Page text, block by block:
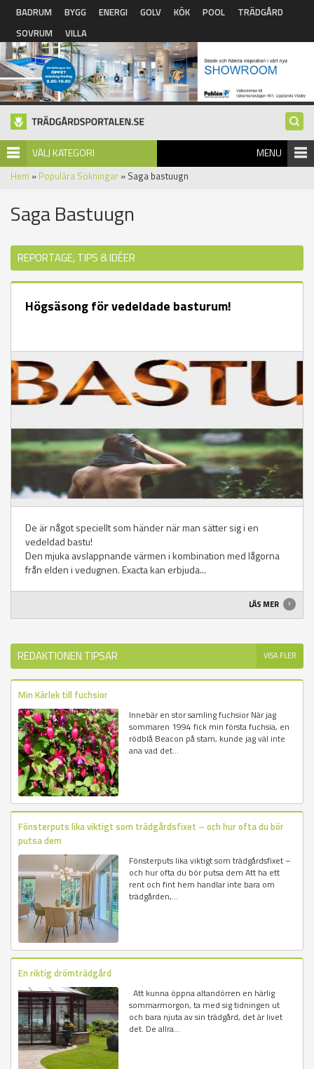
Hoppa till huvudinnehåll
BADRUM BYGG ENERGI GOLV KÖK POOL
TRÄDGÅRD
SOVRUM
VILLA
VÄLJ KATEGORI MENU
Hem » Populära Sökningar » Saga bastuugn
Saga Bastuugn
REPORTAGE, TIPS & IDÉER
Högsäsong för vedeldade basturum!
De är något speciellt som händer när man sätter sig i en
vedeldad bastu!
Den mjuka avslappnande värmen i kombination med lågorna
från elden i vedugnen. Exacta kan erbjuda...
LÄS MER
REDAKTIONEN TIPSAR VISA FLER
Min Kärlek till fuchsior
Innebär en stor samling fuchsior När jag
sommaren 1994 fick min första fuchsia, en
rödblå Beacon på stam, kunde jag väl inte
ana vad det...
Fönsterputs lika viktigt som trädgårdsfixet – och hur ofta du bör
putsa dem
Fönsterputs lika viktigt som trädgårdsfixet –
och hur ofta du bör putsa dem Att ha ett
rent och fint hem handlar inte bara om
trädgården,...
En riktig drömträdgård
Att kunna öppna altandörren en härlig
sommarmorgon, ta med sig tidningen ut
och bara njuta av sin trädgård, det är livet
det. De allra...